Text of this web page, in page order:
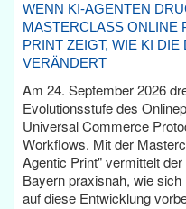
WENN KI-AGENTEN
MASTERCLASS ONLINE
PRINT ZEIGT, WIE KI
VERÄNDERT
Am 24. September 2026
Evolutionsstufe des
Universal Commerce
Workflows. Mit der
Agentic Print" vermittelt
Bayern praxisnah, wie
auf diese Entwicklung